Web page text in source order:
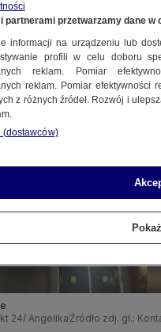
24/ Angelika Źródło zdj. gł.:
partnerami przetwarzamy dane w
informacji na urządzeniu lub
profili w celu doboru
reklam. Pomiar
reklam. Pomiar efektywności
z różnych źródeł. Rozwój i
(dostawców)